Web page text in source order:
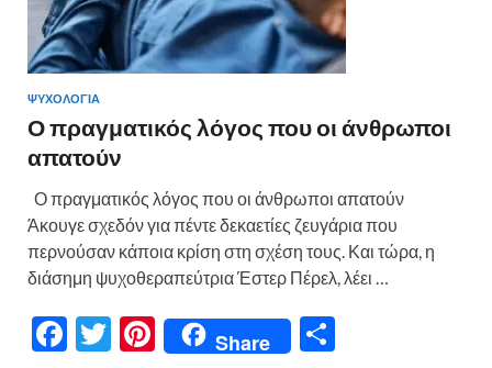
ΨΥΧΟΛΟΓΙΑ
Ο πραγματικός λόγος που οι άνθρωποι
απατούν
Ο πραγματικός λόγος που οι άνθρωποι απατούν
Άκουγε σχεδόν για πέντε δεκαετίες ζευγάρια που
περνούσαν κάποια κρίση στη σχέση τους. Και τώρα, η
διάσημη ψυχοθεραπεύτρια Έστερ Πέρελ, λέει …
F
T
Pi
Share